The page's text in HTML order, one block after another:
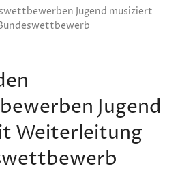
Jugend musiziert
Jugend
Weiterleitung